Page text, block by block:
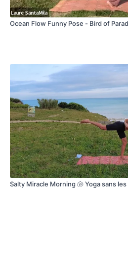
Ocean Flow Funny Pose - Bird of
Salty Miracle Morning 🐚 Yoga sans les